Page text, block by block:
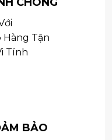
Hàng Tận
Tính
BẢO